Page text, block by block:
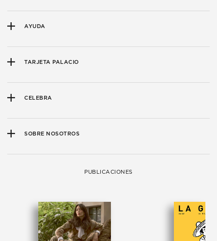
AYUDA
TARJETA PALACIO
CELEBRA
SOBRE NOSOTROS
PUBLICACIONES